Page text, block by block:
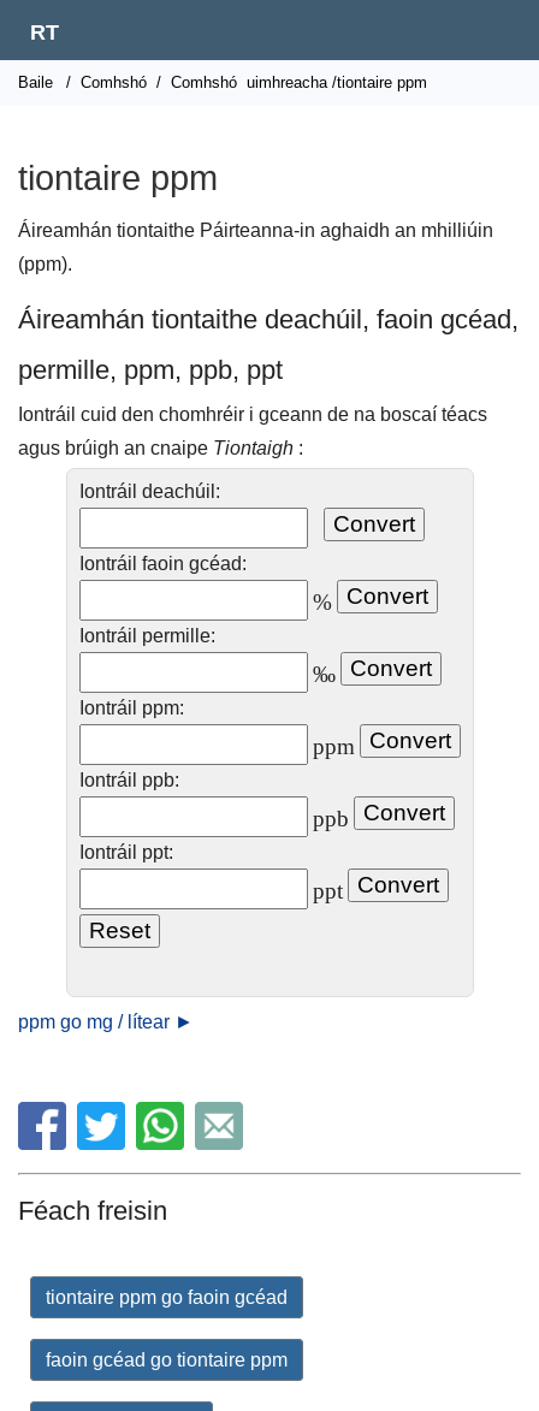
RT
Baile / Comhshó / Comhshó uimhreacha /tiontaire ppm
tiontaire ppm
Áireamhán tiontaithe Páirteanna-in aghaidh an mhilliúin
(ppm).
Áireamhán tiontaithe deachúil, faoin gcéad,
permille, ppm, ppb, ppt
Iontráil cuid den chomhréir i gceann de na boscaí téacs
agus brúigh an cnaipe Tiontaigh :
Iontráil deachúil:
Iontráil faoin gcéad:
%
Iontráil permille:
‰
Iontráil ppm:
ppm
Iontráil ppb:
ppb
Iontráil ppt:
ppt
ppm go mg / lítear ►
Féach freisin
tiontaire ppm go faoin gcéad
faoin gcéad go tiontaire ppm